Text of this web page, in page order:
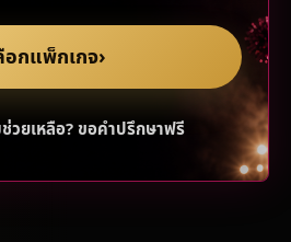
อกแพ็กเกจ›
วยเหลือ? ขอคำปรึกษาฟรี